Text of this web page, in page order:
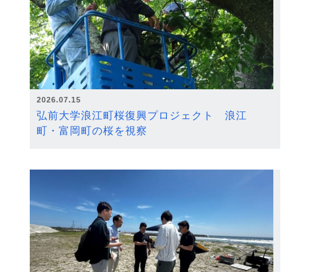
2026.07.15
弘前大学浪江町桜復興プロジェクト 浪江
町・富岡町の桜を視察